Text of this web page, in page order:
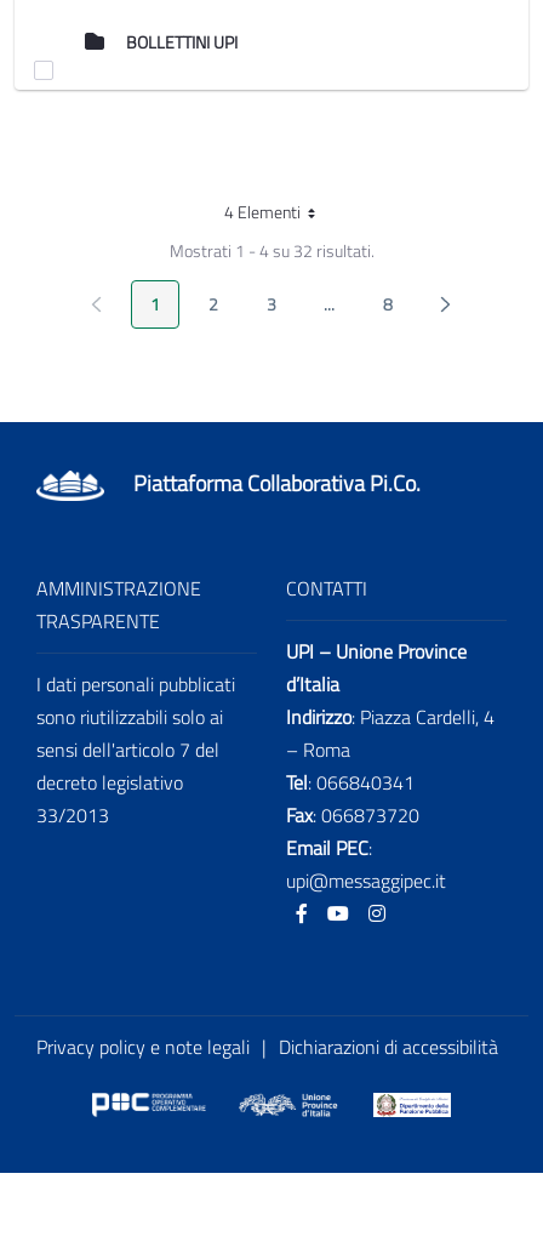
BOLLETTINI UPI
4 ElementiPer pagina
Mostrati 1 - 4 su 32 risultati.
Pagina Precedente
Pagina
1 Pagina
2 Pagina
3 ...Pagine intermedie
Pagina
8 Pagina
Piattaforma Collaborativa Pi.Co.
AMMINISTRAZIONE
TRASPARENTE
I dati personali pubblicati
sono riutilizzabili solo ai
sensi dell'articolo 7 del
decreto legislativo
33/2013
CONTATTI
UPI – Unione Province
d’Italia
Indirizzo: Piazza Cardelli, 4
– Roma
Tel:066840341
Fax:066873720
Email PEC:
upi@messaggipec.it
FacebookYoutube
Privacy policy e note legali | Dichiarazioni di accessibilità